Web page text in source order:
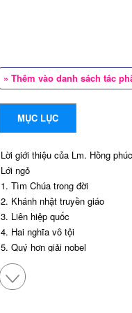
» Thêm vào danh sách tác
MỤC LỤC
Lời giới thiệu của Lm. Hồng
Lới ngỏ
1. Tìm Chúa trong đời
2. Khánh nhật truyền giáo
3. Liên hiệp quốc
4. Hai nghĩa vô tội
5. Quý hơn giải nobel
6.Nghĩa vụ công dàn
7.Hãy đến với Ta
8.Những con số